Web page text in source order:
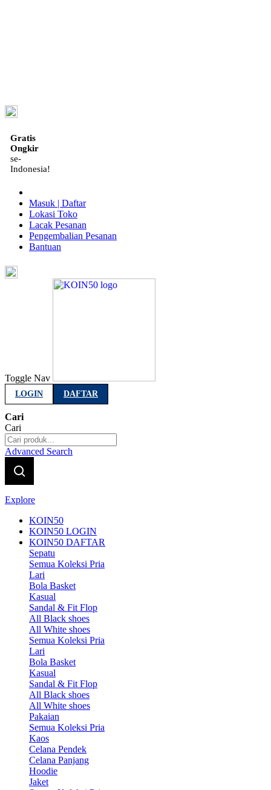
Gratis
Ongkir
se-
Indonesia!
Masuk | Daftar
Lokasi Toko
Lacak Pesanan
Pengembalian Pesanan
Bantuan
Toggle Nav
LOGIN DAFTAR
Cari
Cari
Advanced Search
Explore
KOIN50
KOIN50 LOGIN
KOIN50 DAFTAR
Sepatu
Semua Koleksi Pria
Lari
Bola Basket
Kasual
Sandal & Fit Flop
All Black shoes
All White shoes
Semua Koleksi Pria
Lari
Bola Basket
Kasual
Sandal & Fit Flop
All Black shoes
All White shoes
Pakaian
Semua Koleksi Pria
Kaos
Celana Pendek
Celana Panjang
Hoodie
Jaket